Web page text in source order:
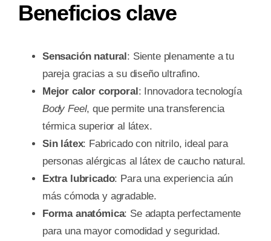
Beneficios clave
Sensación natural: Siente plenamente a tu
pareja gracias a su diseño ultrafino.
Mejor calor corporal: Innovadora tecnología
Body Feel, que permite una transferencia
térmica superior al látex.
Sin látex: Fabricado con nitrilo, ideal para
personas alérgicas al látex de caucho natural.
Extra lubricado: Para una experiencia aún
más cómoda y agradable.
Forma anatómica: Se adapta perfectamente
para una mayor comodidad y seguridad.